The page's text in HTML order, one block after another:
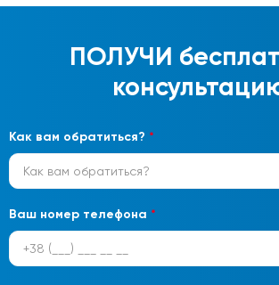
ПОЛУЧИ
Как вам обратиться? *
Ваш номер телефона *